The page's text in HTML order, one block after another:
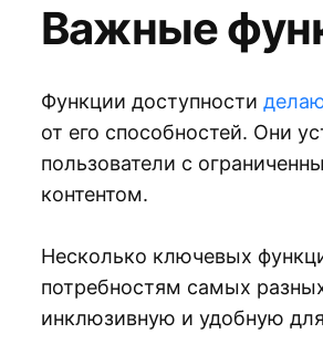
Важные
Функции доступности
от его способностей. Они
пользователи с
контентом.
Несколько ключевых
потребностям самых
инклюзивную и удобную